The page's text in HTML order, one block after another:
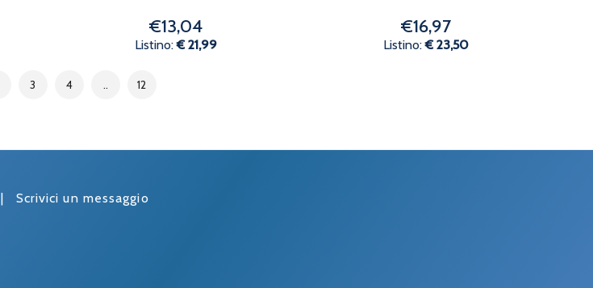
€13,04
Listino:€ 21,99
€16,97
Listino:€ 23,50
3 4 .. 12
| Scrivici un messaggio